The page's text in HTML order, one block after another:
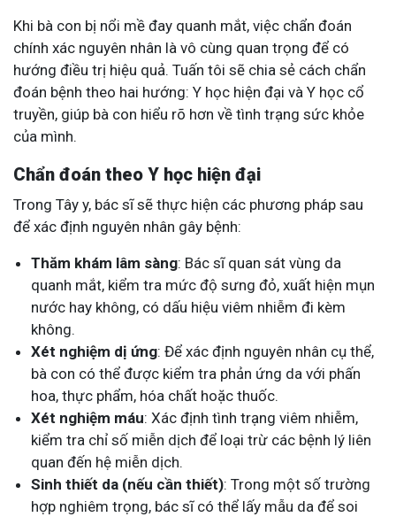
Khi bà con bị nổi mề đay quanh mắt, việc chẩn đoán
chính xác nguyên nhân là vô cùng quan trọng để có
hướng điều trị hiệu quả. Tuấn tôi sẽ chia sẻ cách chẩn
đoán bệnh theo hai hướng: Y học hiện đại và Y học cổ
truyền, giúp bà con hiểu rõ hơn về tình trạng sức khỏe
của mình.
Chẩn đoán theo Y học hiện đại
Trong Tây y, bác sĩ sẽ thực hiện các phương pháp sau
để xác định nguyên nhân gây bệnh:
Thăm khám lâm sàng: Bác sĩ quan sát vùng da
quanh mắt, kiểm tra mức độ sưng đỏ, xuất hiện mụn
nước hay không, có dấu hiệu viêm nhiễm đi kèm
không.
Xét nghiệm dị ứng: Để xác định nguyên nhân cụ thể,
bà con có thể được kiểm tra phản ứng da với phấn
hoa, thực phẩm, hóa chất hoặc thuốc.
Xét nghiệm máu: Xác định tình trạng viêm nhiễm,
kiểm tra chỉ số miễn dịch để loại trừ các bệnh lý liên
quan đến hệ miễn dịch.
Sinh thiết da (nếu cần thiết): Trong một số trường
hợp nghiêm trọng, bác sĩ có thể lấy mẫu da để soi